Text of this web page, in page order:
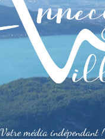
Votre média indépendant !